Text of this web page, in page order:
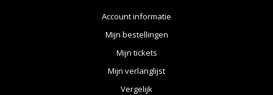
Account informatie
Mijn bestellingen
Mijn tickets
Mijn verlanglijst
Vergelijk